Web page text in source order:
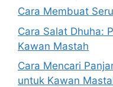
Cara Membuat
Cara Salat Dhuha:
Kawan Mastah
Cara Mencari
untuk Kawan